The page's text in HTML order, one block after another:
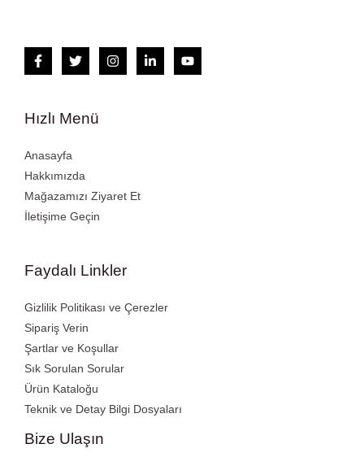
Hızlı Menü
Anasayfa
Hakkımızda
Mağazamızı Ziyaret Et
İletişime Geçin
Faydalı Linkler
Gizlilik Politikası ve Çerezler
Sipariş Verin
Şartlar ve Koşullar
Sık Sorulan Sorular
Ürün Kataloğu
Teknik ve Detay Bilgi Dosyaları
Bize Ulaşın